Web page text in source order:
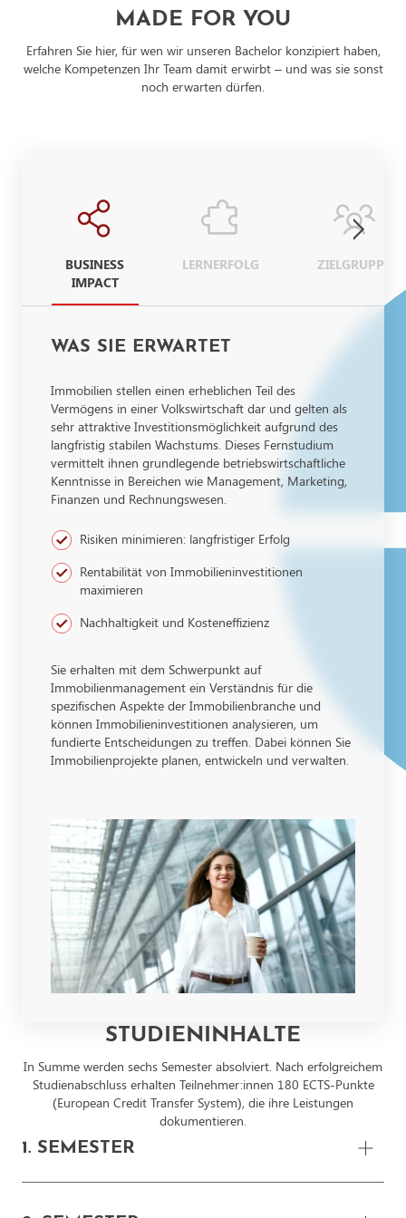
MADE FOR YOU
Erfahren Sie hier, für wen wir unseren Bachelor konzipiert haben,
welche Kompetenzen Ihr Team damit erwirbt – und was sie sonst
noch erwarten dürfen.
BUSINESS
IMPACT
LERNERFOLG ZIELGRUPPE
WAS SIE ERWARTET
Immobilien stellen einen erheblichen Teil des
Vermögens in einer Volkswirtschaft dar und gelten als
sehr attraktive Investitionsmöglichkeit aufgrund des
langfristig stabilen Wachstums. Dieses Fernstudium
vermittelt ihnen grundlegende betriebswirtschaftliche
Kenntnisse in Bereichen wie Management, Marketing,
Finanzen und Rechnungswesen.
Risiken minimieren: langfristiger Erfolg
Rentabilität von Immobilieninvestitionen
maximieren
Nachhaltigkeit und Kosteneffizienz
Sie erhalten mit dem Schwerpunkt auf
Immobilienmanagement ein Verständnis für die
spezifischen Aspekte der Immobilienbranche und
können Immobilieninvestitionen analysieren, um
fundierte Entscheidungen zu treffen. Dabei können Sie
Immobilienprojekte planen, entwickeln und verwalten.
STUDIENINHALTE
In Summe werden sechs Semester absolviert. Nach erfolgreichem
Studienabschluss erhalten Teilnehmer:innen 180 ECTS-Punkte
(European Credit Transfer System), die ihre Leistungen
dokumentieren.
1. SEMESTER